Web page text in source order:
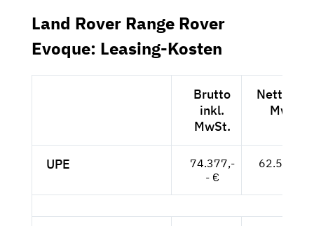
Land Rover Range Rover
Evoque: Leasing-Kosten
Brutto
inkl.
MwSt.
Netto
MwSt.
UPE
74.377,-
- €
62.502,--